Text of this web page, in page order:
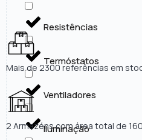
Resistências
Termóstatos
Ventiladores
Iluminação
Mais de 2300 referências em
2 Armazéns com área total de